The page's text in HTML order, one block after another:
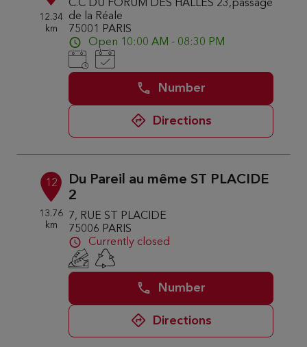
12.34
km
C.C DU FORUM DES HALLES 23,passage
de la Réale
75001 PARIS
Open 10:00 AM - 08:30 PM
Number
Directions
12
13.76
km
Du Pareil au même ST PLACIDE
2
7, RUE ST PLACIDE
75006 PARIS
Currently closed
Number
Directions